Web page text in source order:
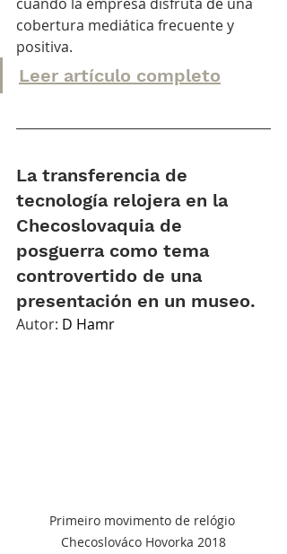
cobertura mediática frecuente y
positiva.
Leer artículo completo
La transferencia de
tecnología relojera en la
Checoslovaquia de
posguerra como tema
controvertido de una
presentación en un museo.
Autor: D Hamr
Primeiro movimento de relógio
Checoslováco Hovorka 2018